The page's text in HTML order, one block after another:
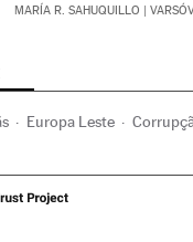
MARÍA R. SAHUQUILLO |
Europa Leste
internacionais